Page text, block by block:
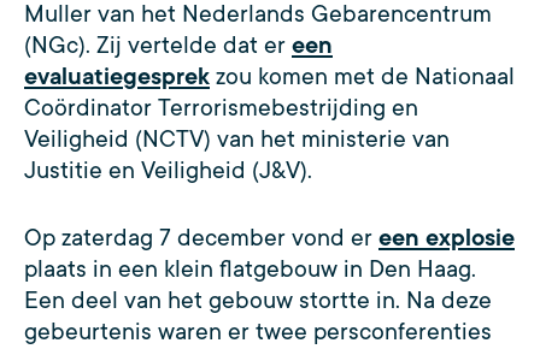
Muller van het Nederlands Gebarencentrum
(NGc). Zij vertelde dat er een
evaluatiegesprek zou komen met de Nationaal
Coördinator Terrorismebestrijding en
Veiligheid (NCTV) van het ministerie van
Justitie en Veiligheid (J&V).
Op zaterdag 7 december vond er een explosie
plaats in een klein flatgebouw in Den Haag.
Een deel van het gebouw stortte in. Na deze
gebeurtenis waren er twee persconferenties